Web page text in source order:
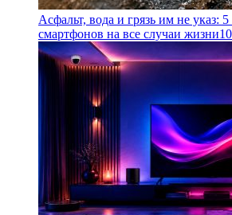
Асфальт, вода и грязь им не указ:
смартфонов на все случаи жизни